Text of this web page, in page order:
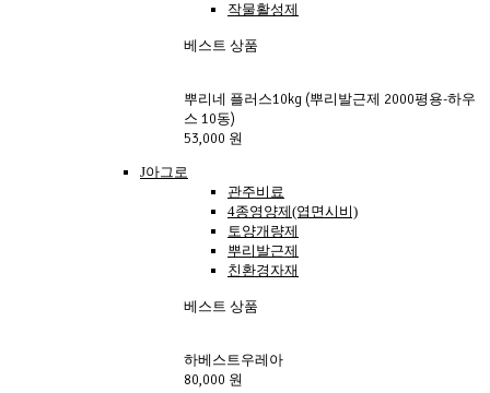
작물활성제
베스트 상품
뿌리네 플러스10kg (뿌리발근제 2000평용-하우
스 10동)
53,000 원
J아그로
관주비료
4종영양제(엽면시비)
토양개량제
뿌리발근제
친환경자재
베스트 상품
하베스트우레아
80,000 원